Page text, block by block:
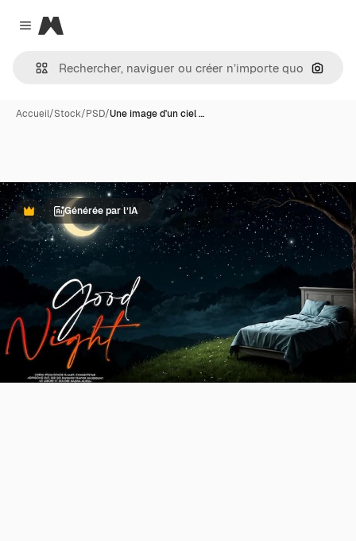
Close menu
Magnific
Accueil/Stock/PSD/Une image d'un ciel …
PremiumGénérée par l’IA